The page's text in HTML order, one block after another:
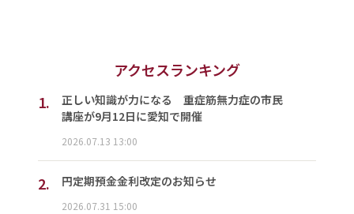
アクセスランキング
1.
正しい知識が力になる 重症筋無力症の市民
講座が9月12日に愛知で開催
2026.07.13 13:00
2. 円定期預金金利改定のお知らせ
2026.07.31 15:00